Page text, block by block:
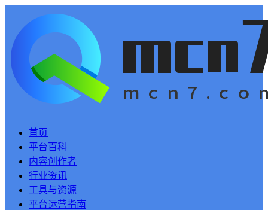
首页
平台百科
内容创作者
行业资讯
工具与资源
平台运营指南